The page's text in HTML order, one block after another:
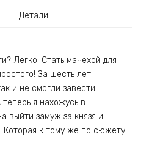
Детали
Легко! Стать мачехой для
За шесть лет
и не смогли завести
я нахожусь в
выйти замуж за князя и
Которая к тому же по сюжету